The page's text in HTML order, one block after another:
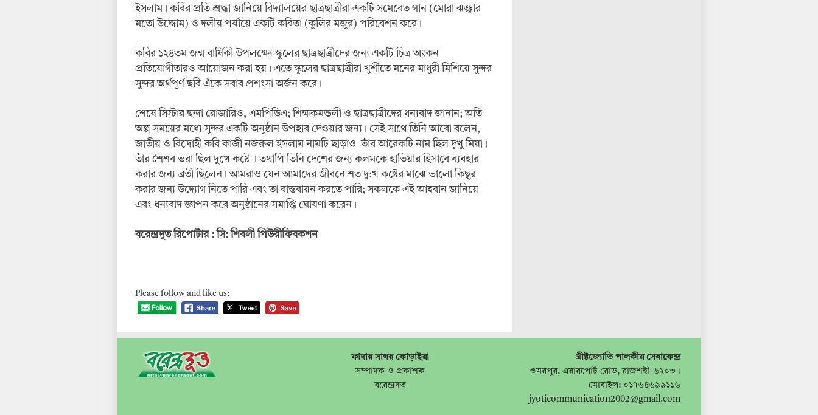
ইসলাম। কবির প্রতি শ্রদ্ধা জানিয়ে বিদ্যালয়ের ছাত্রছাত্রীরা একটি সমেবেত গান (মোরা ঝঞ্ঝার
মতো উদ্দোম) ও দলীয় পর্যায়ে একটি কবিতা (কুলির মজুর) পরিবেশন করে।
কবির ১২৪তম জন্ম বার্ষিকী উপলক্ষ্যে স্কুলের ছাত্রছাত্রীদের জন্য একটি চিত্র অংকন
প্রতিযোগীতারও আয়োজন করা হয়। এতে স্কুলের ছাত্রছাত্রীরা খুশীতে মনের মাধুরী মিশিয়ে সুন্দর
সুন্দর অর্থপূর্ণ ছবি এঁকে সবার প্রশংসা অর্জন করে।
শেষে সিস্টার ছন্দা রোজারিও, এমপিডিএ; শিক্ষকমন্ডলী ও ছাত্রছাত্রীদের ধন্যবাদ জানান; অতি
অল্প সময়ের মধ্যে সুন্দর একটি অনুষ্ঠান উপহার দেওয়ার জন্য। সেই সাথে তিনি আরো বলেন,
জাতীয় ও বিদ্রোহী কবি কাজী নজরুল ইসলাম নামটি ছাড়াও তাঁর আরেকটি নাম ছিল দুখু মিয়া।
তাঁর শৈশব ভরা ছিল দুখে কষ্টে । তথাপি তিনি দেশের জন্য কলমকে হাতিয়ার হিসাবে ব্যবহার
করার জন্য ব্রতী ছিলেন। আমরাও যেন আমাদের জীবনে শত দু:খ কষ্টের মাঝে ভালো কিছুর
করার জন্য উদ্যোগ নিতে পারি এবং তা বাস্তবায়ন করতে পারি; সকলকে এই আহবান জানিয়ে
এবং ধন্যবাদ জ্ঞাপন করে অনুষ্ঠানের সমাপ্তি ঘোষণা করেন।
বরেন্দ্রদূত রিপোর্টার : সি: শিবলী পিউরীফিবকশন
Please follow and like us:
ফাদার সাগর কোড়াইয়া
সম্পাদক ও প্রকাশক
বরেন্দ্রদূত
খ্রীষ্টজ্যোতি পালকীয় সেবাকেন্দ্র
ওমরপুর, এয়ারপোর্ট রোড, রাজশহী-৬২০৩।
মোবাইল: ০১৭৬৪৬৯৯১১৬
jyoticommunication2002@gmail.com